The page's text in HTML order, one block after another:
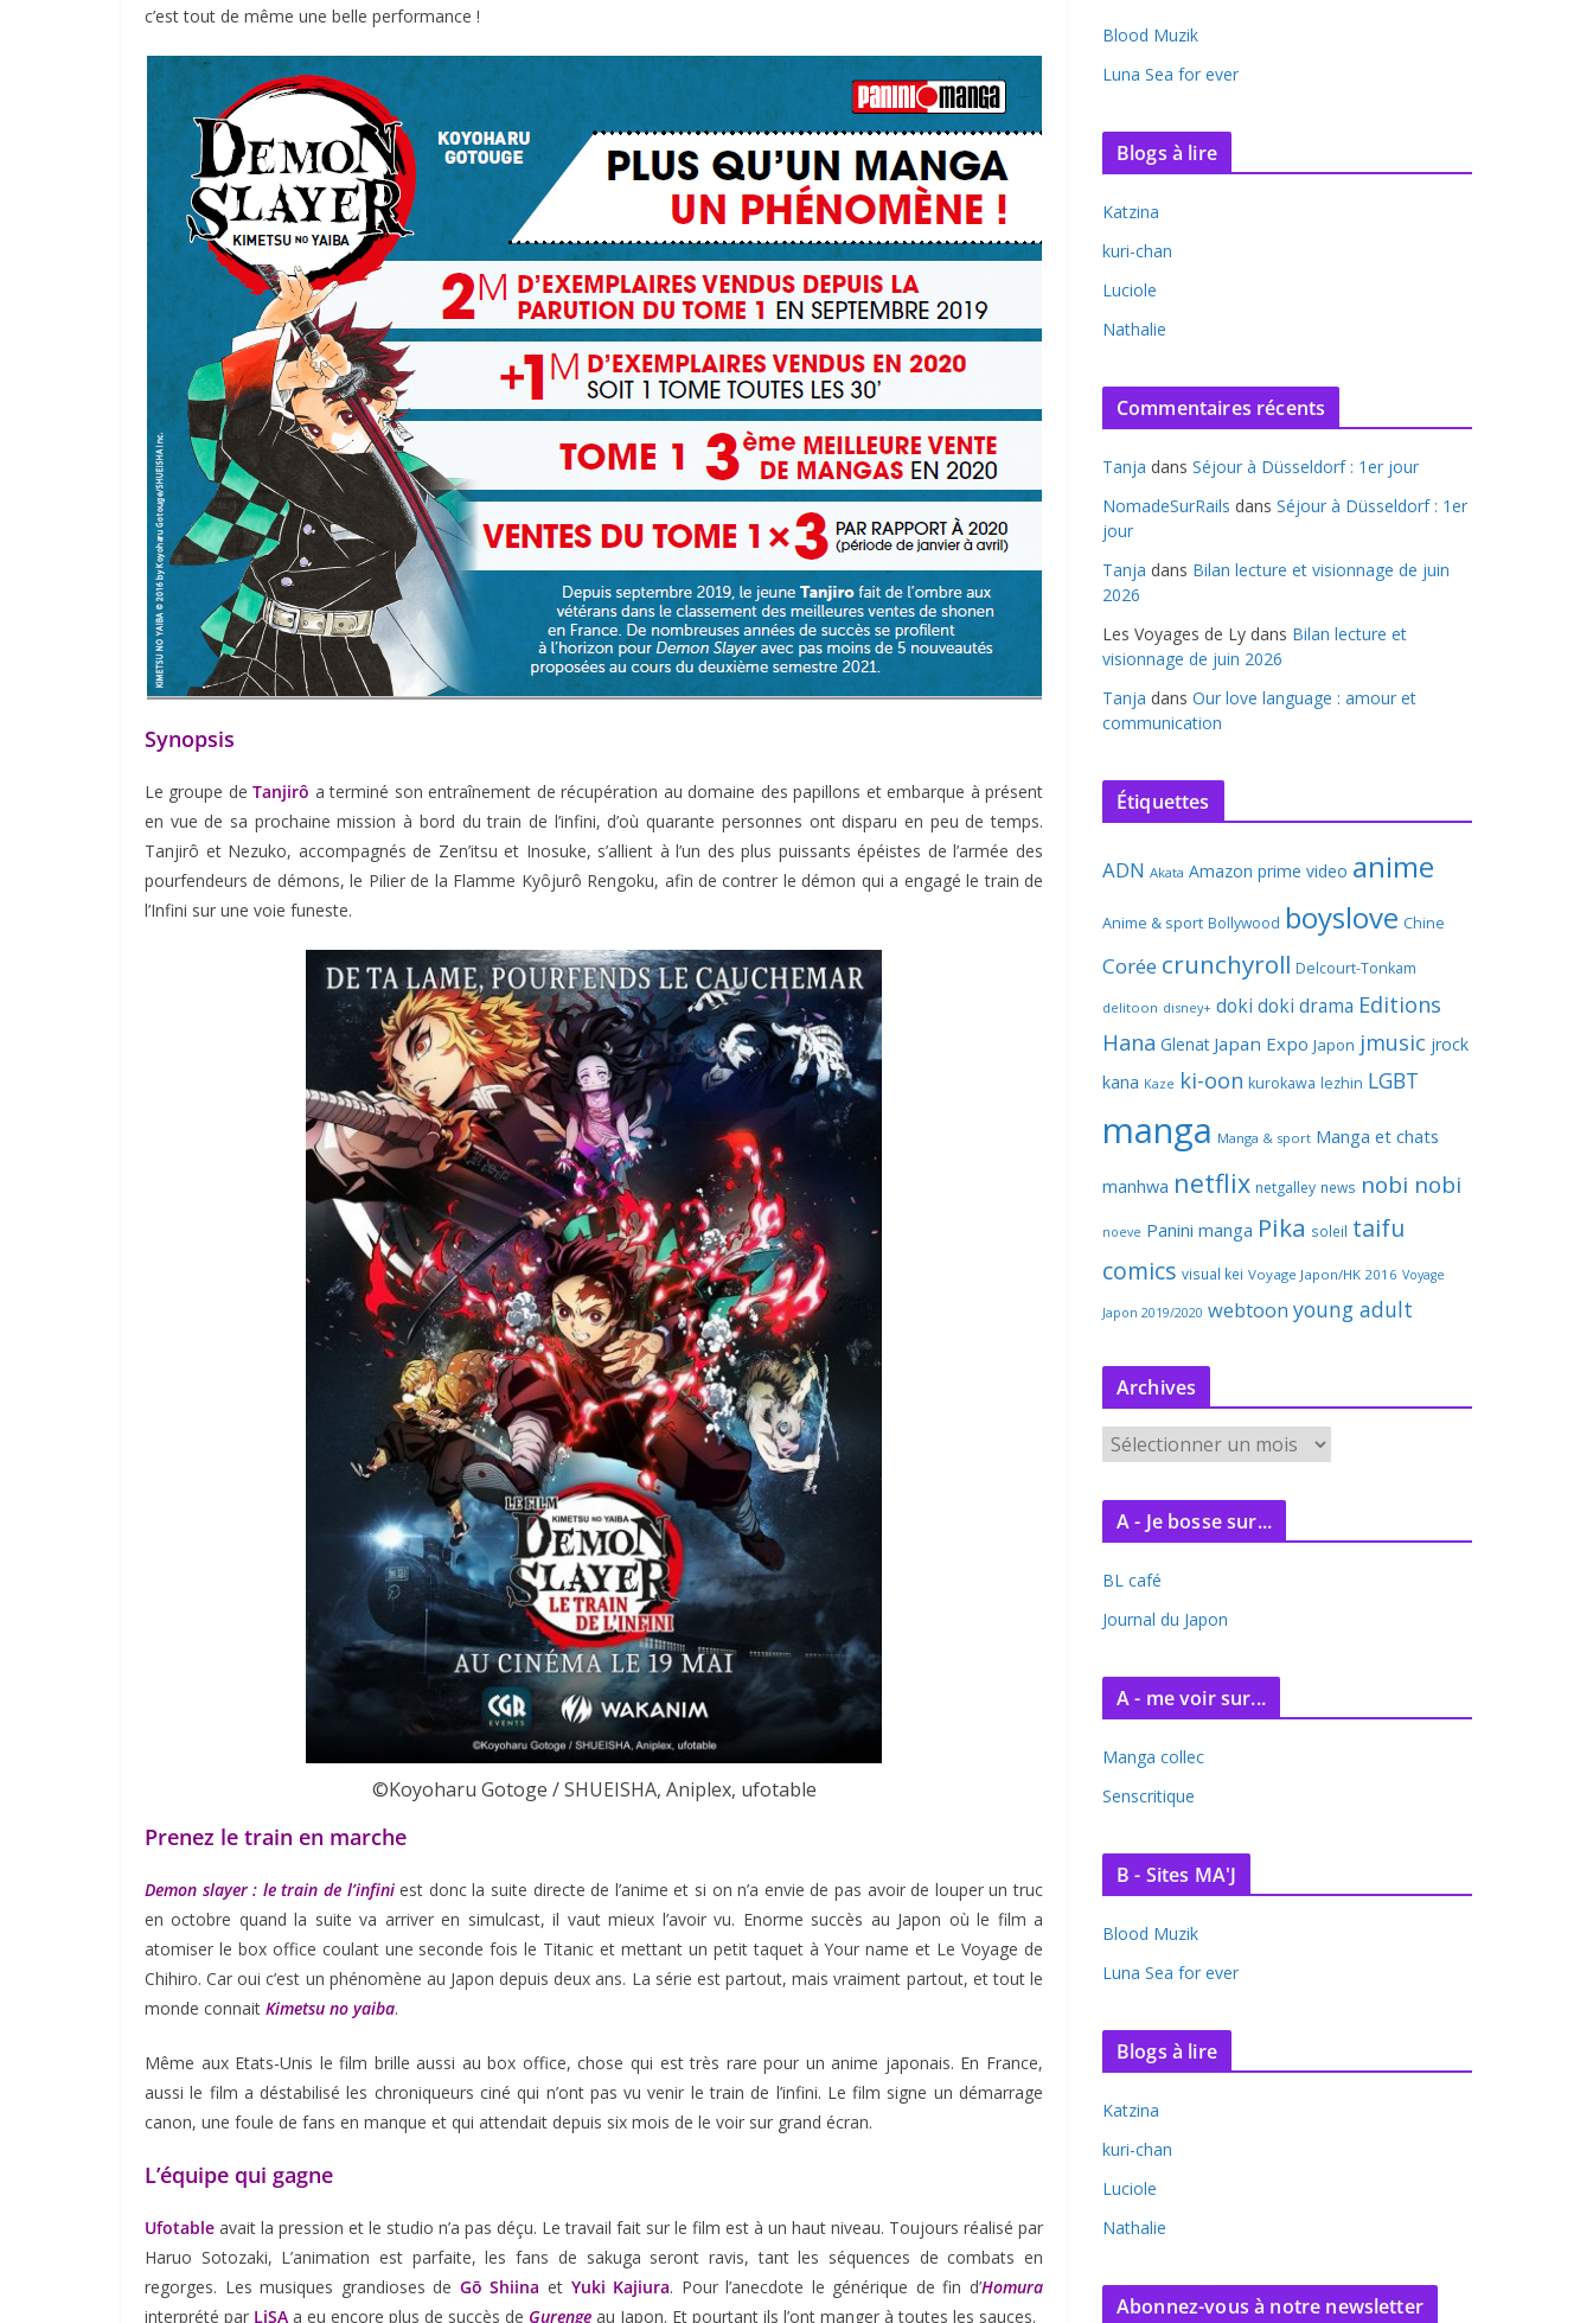
c’est tout de même une belle performance !
Synopsis
Le groupe deTanjirô a terminé son entraînement de récupération au domaine des papillons et embarque à présent
en vue de sa prochaine mission à bord du train de l’infini, d’où quarante personnes ont disparu en peu de temps.
Tanjirô et Nezuko, accompagnés de Zen’itsu et Inosuke, s’allient à l’un des plus puissants épéistes de l’armée des
pourfendeurs de démons, le Pilier de la Flamme Kyôjurô Rengoku, afin de contrer le démon qui a engagé le train de
l’Infini sur une voie funeste.
©Koyoharu Gotoge / SHUEISHA, Aniplex, ufotable
Prenez le train en marche
Demon slayer : le train de l’infini est donc la suite directe de l’anime et si on n’a envie de pas avoir de louper un truc
en octobre quand la suite va arriver en simulcast, il vaut mieux l’avoir vu. Enorme succès au Japon où le film a
atomiser le box office coulant une seconde fois le Titanic et mettant un petit taquet à Your name et Le Voyage de
Chihiro. Car oui c’est un phénomène au Japon depuis deux ans. La série est partout, mais vraiment partout, et tout le
monde connait Kimetsu no yaiba.
Même aux Etats-Unis le film brille aussi au box office, chose qui est très rare pour un anime japonais. En France,
aussi le film a déstabilisé les chroniqueurs ciné qui n’ont pas vu venir le train de l’infini. Le film signe un démarrage
canon, une foule de fans en manque et qui attendait depuis six mois de le voir sur grand écran.
L’équipe qui gagne
Ufotable avait la pression et le studio n’a pas déçu. Le travail fait sur le film est à un haut niveau. Toujours réalisé par
Haruo Sotozaki, L’animation est parfaite, les fans de sakuga seront ravis, tant les séquences de combats en
regorges. Les musiques grandioses de Gō Shiina et Yuki Kajiura. Pour l’anecdote le générique de fin d’Homura
interprété par LiSA a eu encore plus de succès de Gurenge au Japon. Et pourtant ils l’ont manger à toutes les sauces.
Blood Muzik
Luna Sea for ever
Blogs à lire
Katzina
kuri-chan
Luciole
Nathalie
Commentaires récents
Tanja dans Séjour à Düsseldorf : 1er jour
NomadeSurRails dans Séjour à Düsseldorf : 1er
jour
Tanja dans Bilan lecture et visionnage de juin
2026
Les Voyages de Ly dans Bilan lecture et
visionnage de juin 2026
Tanja dans Our love language : amour et
communication
Étiquettes
ADN Akata Amazon prime video anime
Anime & sport Bollywood boyslove Chine
Corée crunchyroll Delcourt-Tonkam
delitoon disney+ doki doki drama Editions
Hana Glenat Japan Expo Japon jmusic jrock
kana Kaze ki-oon kurokawa lezhin LGBT
manga Manga & sport Manga et chats
manhwa netflix netgalley news nobi nobi
noeve Panini manga Pika soleil taifu
comics visual kei Voyage Japon/HK 2016 Voyage
Japon 2019/2020 webtoon young adult
Archives
r
c
v
e
A - Je bosse sur...
BL café
Journal du Japon
A - me voir sur...
Manga collec
Senscritique
B - Sites MA'J
Blood Muzik
Luna Sea for ever
Blogs à lire
Katzina
kuri-chan
Luciole
Nathalie
Abonnez-vous à notre newsletter